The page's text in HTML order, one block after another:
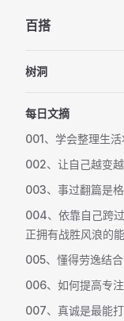
Skip to content
百搭
树洞
每日文摘
001、学会整理生
002、让自己越变
003、事过翻篇是
004、依靠自己跨
正拥有战胜风浪的
005、懂得劳逸结
006、如何提高专
007、真诚是最能